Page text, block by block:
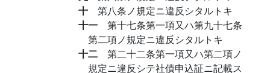
十 第八条ノ規定ニ違反シタルトキ
十一 第十七条第一項又ハ第九十七条
第二項ノ規定ニ違反シタルトキ
十二 第二十二条第一項又ハ第二項ノ
規定ニ違反シテ社債申込証ニ記載ス